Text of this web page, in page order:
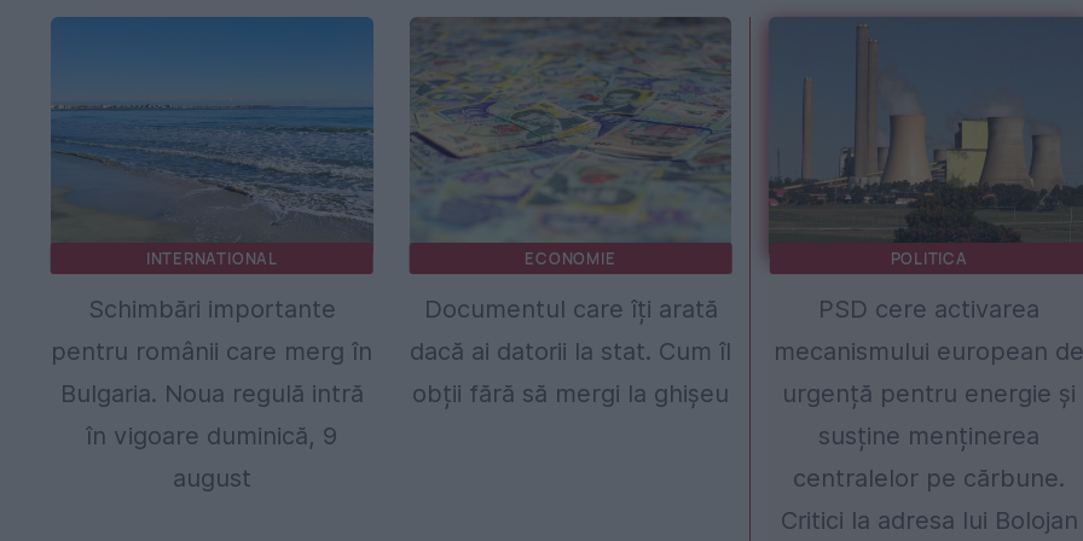
INTERNATIONAL
Schimbări importante
pentru românii care merg în
Bulgaria. Noua regulă intră
în vigoare duminică, 9
august
ECONOMIE
Documentul care îți arată
dacă ai datorii la stat. Cum îl
obții fără să mergi la ghișeu
POLITICA
PSD cere activarea
mecanismului european
urgență pentru energie și
susține menținerea
centralelor pe cărbune.
Critici la adresa lui Bolojan